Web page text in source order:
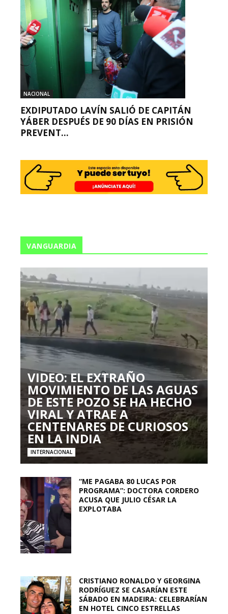
NACIONAL
EXDIPUTADO LAVÍN SALIÓ DE CAPITÁN
YÁBER DESPUÉS DE 90 DÍAS EN PRISIÓN
PREVENT...
VANGUARDIA
VIDEO: EL EXTRAÑO
MOVIMIENTO DE LAS AGUAS
DE ESTE POZO SE HA HECHO
VIRAL Y ATRAE A
CENTENARES DE CURIOSOS
EN LA INDIA
INTERNACIONAL
“ME PAGABA 80 LUCAS POR
PROGRAMA”: DOCTORA CORDERO
ACUSA QUE JULIO CÉSAR LA
EXPLOTABA
CRISTIANO RONALDO Y GEORGINA
RODRÍGUEZ SE CASARÍAN ESTE
SÁBADO EN MADEIRA: CELEBRARÍAN
EN HOTEL CINCO ESTRELLAS